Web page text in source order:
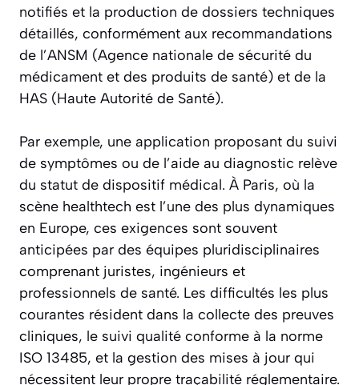
notifiés et la production de dossiers techniques
détaillés, conformément aux recommandations
de l’ANSM (Agence nationale de sécurité du
médicament et des produits de santé) et de la
HAS (Haute Autorité de Santé).
Par exemple, une application proposant du suivi
de symptômes ou de l’aide au diagnostic relève
du statut de dispositif médical. À Paris, où la
scène healthtech est l’une des plus dynamiques
en Europe, ces exigences sont souvent
anticipées par des équipes pluridisciplinaires
comprenant juristes, ingénieurs et
professionnels de santé. Les difficultés les plus
courantes résident dans la collecte des preuves
cliniques, le suivi qualité conforme à la norme
ISO 13485, et la gestion des mises à jour qui
nécessitent leur propre traçabilité réglementaire.